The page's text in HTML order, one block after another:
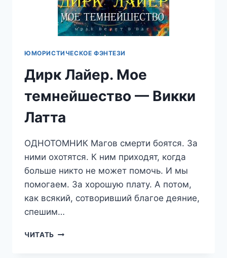
ЮМОРИСТИЧЕСКОЕ ФЭНТЕЗИ
Дирк Лайер. Мое
темнейшество — Викки
Латта
ОДНОТОМНИК Магов смерти боятся. За
ними охотятся. К ним приходят, когда
больше никто не может помочь. И мы
помогаем. За хорошую плату. А потом,
как всякий, сотворивший благое деяние,
спешим…
ЧИТАТЬ ДИРК